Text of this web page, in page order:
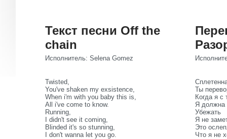
Текст песни Off the
chain
Исполнитель: Selena Gomez
Twisted,
You've shaken my exsistence,
When i'm with you baby this is,
All i've come to know.
Running,
I didn't see it coming,
Blinded it's so stunning,
I don't wanna let you go.
Ты
Когда я
Я должна
Убежать
Я не
Это
Что я не